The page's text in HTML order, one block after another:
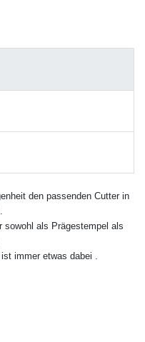
den passenden Cutter in
sowohl als Prägestempel als
immer etwas dabei .